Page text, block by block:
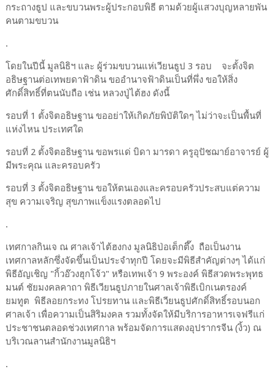
กระถางธูป และขบวนพระผู้ประกอบพิธี ตามด้วยผู้แสวงบุญหลายพัน
คนตามขบวน
.
โดยในปีนี้ มูลนิธิฯ และ ผู้ร่วมขบวนแห่เวียนธูป 3 รอบ จะตั้งจิต
อธิษฐานต่อเทพยดาฟ้าดิน ขออำนาจฟ้าดินเป็นที่พึ่ง ขอให้สิ่ง
ศักดิ์สิทธิ์ที่ตนนับถือ เช่น หลวงปู่ไต้ฮง ดังนี้
รอบที่ 1 ตั้งจิตอธิษฐาน ขออย่าให้เกิดภัยพิบัติใดๆ ไม่ว่าจะเป็นพื้นที่
แห่งไหน ประเทศใด
รอบที่ 2 ตั้งจิตอธิษฐาน ขอพรแด่ บิดา มารดา ครูอุปัชฌาย์อาจารย์ ผู้
มีพระคุณ และครอบครัว
รอบที่ 3 ตั้งจิตอธิษฐาน ขอให้ตนเองและครอบครัวประสบแต่ความ
สุข ความเจริญ สุขภาพแข็งแรงตลอดไป
.
เทศกาลกินเจ ณ ศาลเจ้าไต้ฮงกง มูลนิธิป่อเต็กตึ๊ง ถือเป็นงาน
เทศกาลหลักซึ่งจัดขึ้นเป็นประจำทุกปี โดยจะมีพิธีสำคัญต่างๆ ได้แก่
พิธีอัญเชิญ "กิ้วอ๊วงฮุกโจ้ว" หรือเทพเจ้า 9 พระองค์ พิธีสวดพระพุทธ
มนต์ ชัยมงคลคาถา พิธีเวียนธูปภายในศาลเจ้าพิธีเบิกเนตรองค์
ยมทูต พิธีลอยกระทง โปรยทาน และพิธีเวียนธูปศักดิ์สิทธิ์รอบนอก
ศาลเจ้า เพื่อความเป็นสิริมงคล รวมทั้งจัดให้มีบริการอาหารเจฟรีแก่
ประชาชนตลอดช่วงเทศกาล พร้อมจัดการแสดงอุปรากรจีน (งิ้ว) ณ
บริเวณลานสำนักงานมูลนิธิฯ
.